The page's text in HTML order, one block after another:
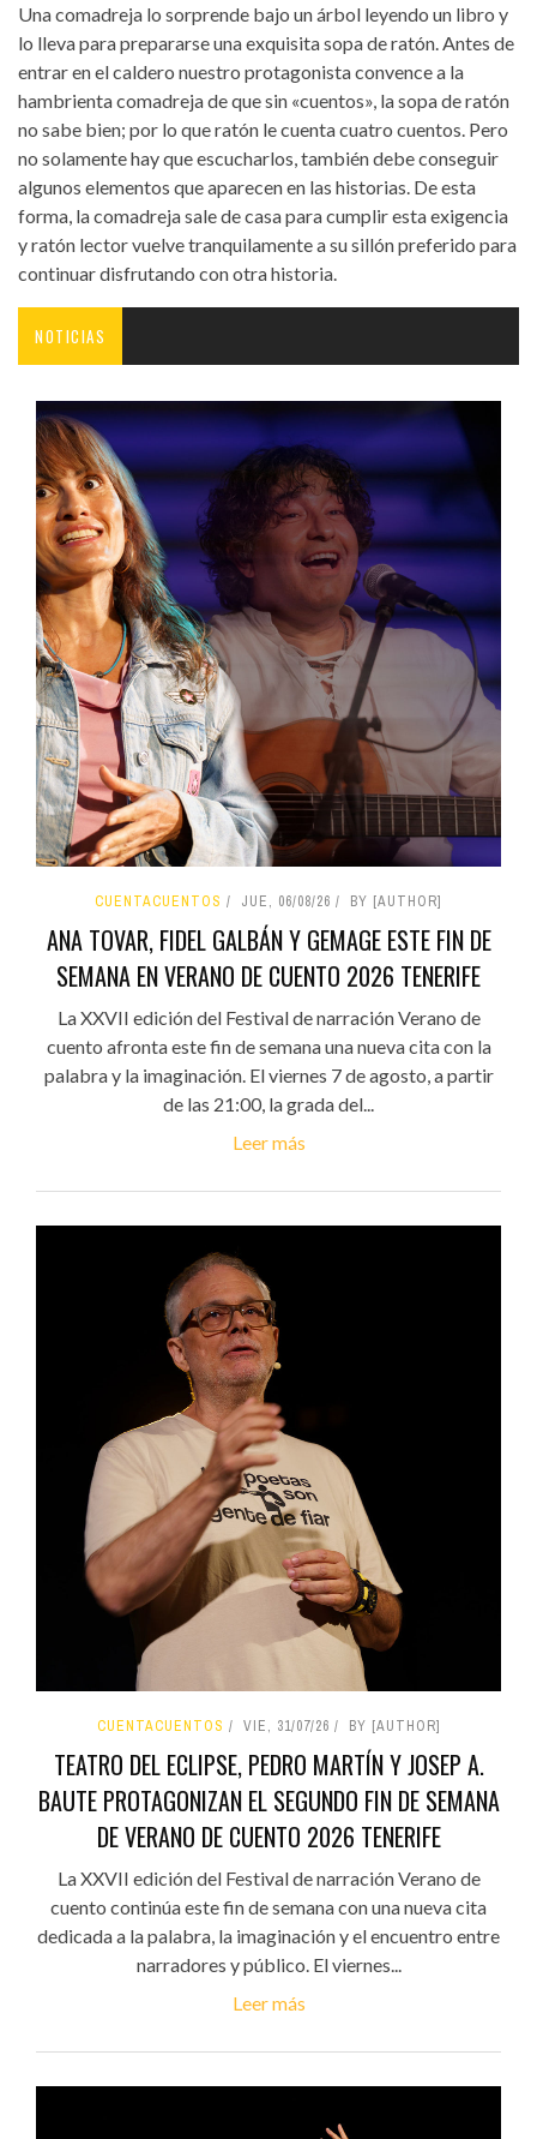
Una comadreja lo sorprende bajo un árbol leyendo un libro y
lo lleva para prepararse una exquisita sopa de ratón. Antes de
entrar en el caldero nuestro protagonista convence a la
hambrienta comadreja de que sin «cuentos», la sopa de ratón
no sabe bien; por lo que ratón le cuenta cuatro cuentos. Pero
no solamente hay que escucharlos, también debe conseguir
algunos elementos que aparecen en las historias. De esta
forma, la comadreja sale de casa para cumplir esta exigencia
y ratón lector vuelve tranquilamente a su sillón preferido para
continuar disfrutando con otra historia.
NOTICIAS
CUENTACUENTOS JUE, 06/08/26 BY [AUTHOR]
ANA TOVAR, FIDEL GALBÁN Y GEMAGE ESTE FIN DE
SEMANA EN VERANO DE CUENTO 2026 TENERIFE
La XXVII edición del Festival de narración Verano de
cuento afronta este fin de semana una nueva cita con la
palabra y la imaginación. El viernes 7 de agosto, a partir
de las 21:00, la grada del...
Leer más
CUENTACUENTOS VIE, 31/07/26 BY [AUTHOR]
TEATRO DEL ECLIPSE, PEDRO MARTÍN Y JOSEP A.
BAUTE PROTAGONIZAN EL SEGUNDO FIN DE SEMANA
DE VERANO DE CUENTO 2026 TENERIFE
La XXVII edición del Festival de narración Verano de
cuento continúa este fin de semana con una nueva cita
dedicada a la palabra, la imaginación y el encuentro entre
narradores y público. El viernes...
Leer más